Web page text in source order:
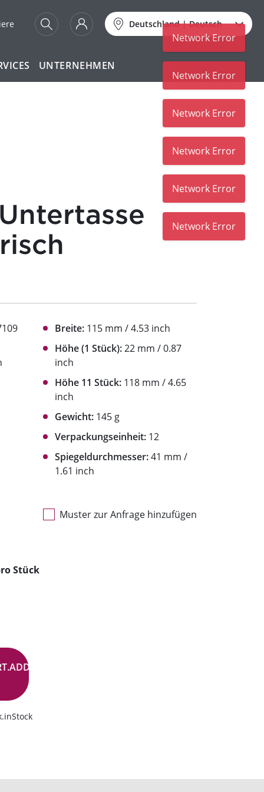
Deutschland|Deutsch
UNTERNEHMEN
Breite: 115 mm / 4.53 inch
Höhe (1 Stück):22 mm / 0.87
inch
Höhe 11 Stück: 118 mm / 4.65
inch
Gewicht: 145 g
Verpackungseinheit: 12
Spiegeldurchmesser:41 mm /
1.61 inch
Muster zur Anfrage hinzufügen
Stück
Network Error
Network Error
Network Error
Network Error
Network Error
Network Error